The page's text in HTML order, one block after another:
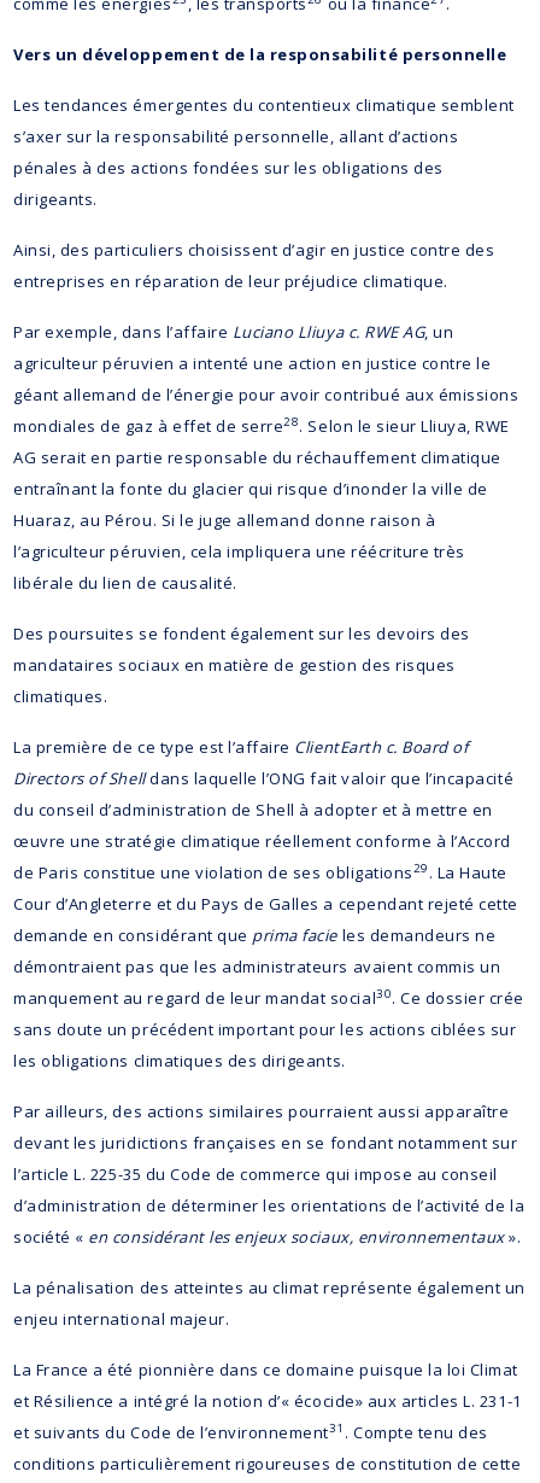
Vers un développement de la responsabilité personnelle
Les tendances émergentes du contentieux climatique semblent
s’axer sur la responsabilité personnelle, allant d’actions
pénales à des actions fondées sur les obligations des
dirigeants.
Ainsi, des particuliers choisissent d’agir en justice contre des
entreprises en réparation de leur préjudice climatique.
Par exemple, dans l’affaire Luciano Lliuya c. RWE AG, un
agriculteur péruvien a intenté une action en justice contre le
géant allemand de l’énergie pour avoir contribué aux émissions
mondiales de gaz à effet de serre28. Selon le sieur Lliuya, RWE
AG serait en partie responsable du réchauffement climatique
entraînant la fonte du glacier qui risque d’inonder la ville de
Huaraz, au Pérou. Si le juge allemand donne raison à
l’agriculteur péruvien, cela impliquera une réécriture très
libérale du lien de causalité.
Des poursuites se fondent également sur les devoirs des
mandataires sociaux en matière de gestion des risques
climatiques.
La première de ce type est l’affaire ClientEarth c. Board of
Directors of Shelldans laquelle l’ONG fait valoir que l’incapacité
du conseil d’administration de Shell à adopter et à mettre en
œuvre une stratégie climatique réellement conforme à l’Accord
de Paris constitue une violation de ses obligations29 . La Haute
Cour d’Angleterre et du Pays de Galles a cependant rejeté cette
demande en considérant que prima facieles demandeurs ne
démontraient pas que les administrateurs avaient commis un
manquement au regard de leur mandat social30. Ce dossier crée
sans doute un précédent important pour les actions ciblées sur
les obligations climatiques des dirigeants.
Par ailleurs, des actions similaires pourraient aussi apparaître
devant les juridictions françaises en se fondant notamment sur
l’article L. 225-35 du Code de commerce qui impose au conseil
d’administration de déterminer les orientations de l’activité de la
société « en considérant les enjeux sociaux, environnementaux».
La pénalisation des atteintes au climat représente également un
enjeu international majeur.
La France a été pionnière dans ce domaine puisque la loi Climat
et Résilience a intégré la notion d’« écocide» aux articles L. 231-1
et suivants du Code de l’environnement31 . Compte tenu des
conditions particulièrement rigoureuses de constitution de cette